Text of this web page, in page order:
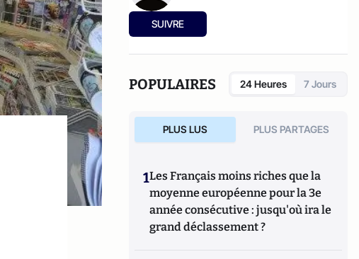
SUIVRE
POPULAIRES 24 Heures 7 Jours
PLUS LUS PLUS PARTAGES
1Les Français moins riches que la
moyenne européenne pour la 3e
année consécutive : jusqu'où ira le
grand déclassement ?